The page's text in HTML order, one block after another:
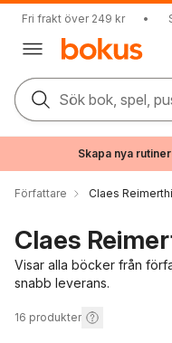
Fri frakt över 249 kr •
Sök bok, spel,
Skapa nya
Författare Claes Reimerthi
Claes
Visar alla böcker från
snabb leverans.
16 produkter